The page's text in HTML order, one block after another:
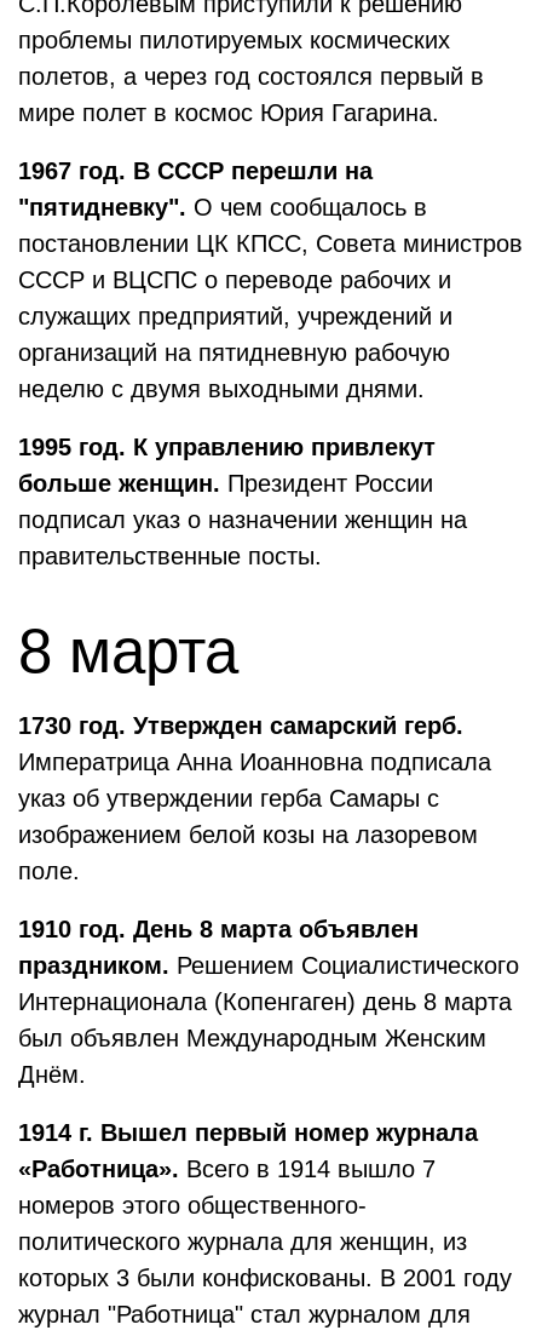
проблемы пилотируемых космических
полетов, а через год состоялся первый в
мире полет в космос Юрия Гагарина.
1967 год. В СССР перешли на
"пятидневку". О чем сообщалось в
постановлении ЦК КПСС, Совета министров
СССР и ВЦСПС о переводе рабочих и
служащих предприятий, учреждений и
организаций на пятидневную рабочую
неделю с двумя выходными днями.
1995 год. К управлению привлекут
больше женщин. Президент России
подписал указ о назначении женщин на
правительственные посты.
8 марта
1730 год. Утвержден самарский герб.
Императрица Анна Иоанновна подписала
указ об утверждении герба Самары с
изображением белой козы на лазоревом
поле.
1910 год. День 8 марта объявлен
праздником. Решением Социалистического
Интернационала (Копенгаген) день 8 марта
был объявлен Международным Женским
Днём.
1914 г. Вышел первый номер журнала
«Работница». Всего в 1914 вышло 7
номеров этого общественного-
политического журнала для женщин, из
которых 3 были конфискованы. В 2001 году
журнал "Работница" стал журналом для